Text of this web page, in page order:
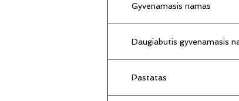
Gyvenamasis namas
Daugiabutis gyvenamasis
Pastatas